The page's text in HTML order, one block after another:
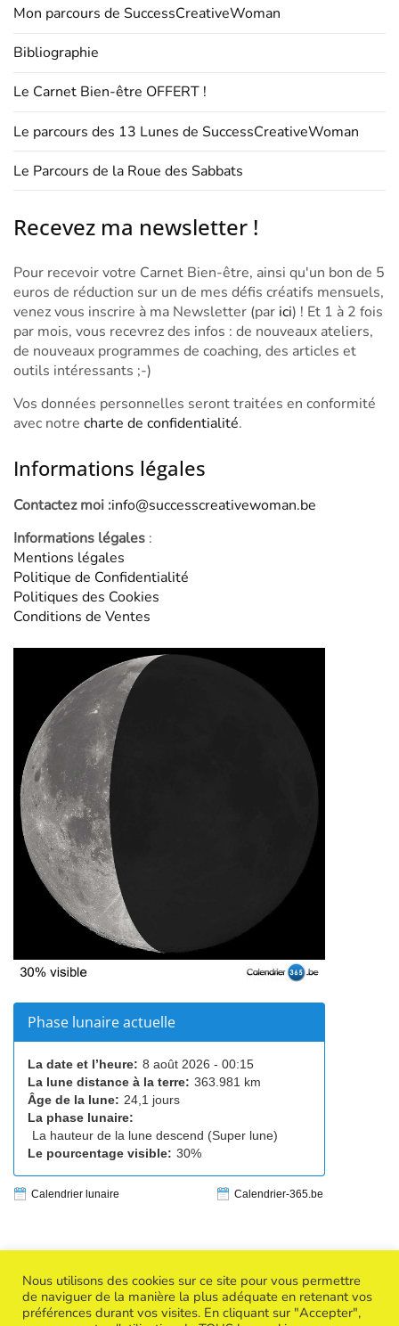
Mon parcours de SuccessCreativeWoman
Bibliographie
Le Carnet Bien-être OFFERT !
Le parcours des 13 Lunes de SuccessCreativeWoman
Le Parcours de la Roue des Sabbats
Recevez ma newsletter !
Pour recevoir votre Carnet Bien-être, ainsi qu'un bon de 5
euros de réduction sur un de mes défis créatifs mensuels,
venez vous inscrire à ma Newsletter (par ici) ! Et 1 à 2 fois
par mois, vous recevrez des infos : de nouveaux ateliers,
de nouveaux programmes de coaching, des articles et
outils intéressants ;-)
Vos données personnelles seront traitées en conformité
avec notre charte de confidentialité.
Informations légales
Contactez moi :info@successcreativewoman.be
Informations légales :
Mentions légales
Politique de Confidentialité
Politiques des Cookies
Conditions de Ventes
Phase lunaire actuelle
La date et l’heure: 8 août 2026 - 00:15
La lune distance à la terre: 363.981 km
Âge de la lune: 24,1 jours
La phase lunaire:
La hauteur de la lune descend (Super lune)
Le pourcentage visible: 30%
Calendrier lunaire Calendrier-365.be
Nous utilisons des cookies sur ce site pour vous permettre
de naviguer de la manière la plus adéquate en retenant vos
préférences durant vos visites. En cliquant sur "Accepter",